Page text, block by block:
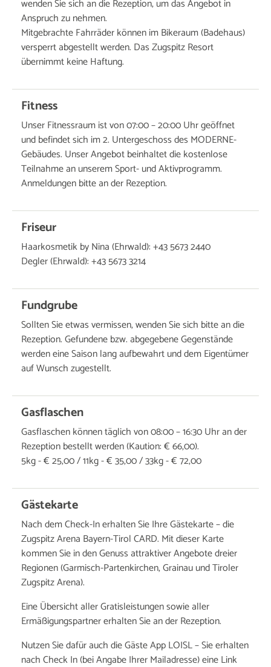
wenden Sie sich an die Rezeption, um das Angebot in
Anspruch zu nehmen.
Mitgebrachte Fahrräder können im Bikeraum (Badehaus)
versperrt abgestellt werden. Das Zugspitz Resort
übernimmt keine Haftung.
Fitness
Unser Fitnessraum ist von 07:00 – 20:00 Uhr geöffnet
und befindet sich im 2. Untergeschoss des MODERNE-
Gebäudes. Unser Angebot beinhaltet die kostenlose
Teilnahme an unserem Sport- und Aktivprogramm.
Anmeldungen bitte an der Rezeption.
Friseur
Haarkosmetik by Nina (Ehrwald): +43 5673 2440
Degler (Ehrwald): +43 5673 3214
Fundgrube
Sollten Sie etwas vermissen, wenden Sie sich bitte an die
Rezeption. Gefundene bzw. abgegebene Gegenstände
werden eine Saison lang aufbewahrt und dem Eigentümer
auf Wunsch zugestellt.
Gasflaschen
Gasflaschen können täglich von 08:00 – 16:30 Uhr an der
Rezeption bestellt werden (Kaution: € 66,00).
5kg - € 25,00 / 11kg - € 35,00 / 33kg - € 72,00
Gästekarte
Nach dem Check-In erhalten Sie Ihre Gästekarte – die
Zugspitz Arena Bayern-Tirol CARD. Mit dieser Karte
kommen Sie in den Genuss attraktiver Angebote dreier
Regionen (Garmisch-Partenkirchen, Grainau und Tiroler
Zugspitz Arena).
Eine Übersicht aller Gratisleistungen sowie aller
Ermäßigungspartner erhalten Sie an der Rezeption.
Nutzen Sie dafür auch die Gäste App LOISL – Sie erhalten
nach Check In (bei Angabe Ihrer Mailadresse) eine Link